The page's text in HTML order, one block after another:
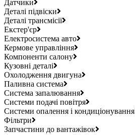
Датчики
Деталі підвіски
Деталі трансмісії
Екстер'єр
Електросистема авто
Кермове управління
Компоненти салону
Кузовні деталі
Охолодження двигуна
Паливна система
Система запалювання
Системи подачі повітря
Системи опалення і кондиціонування
Фільтри
Запчастини до вантажівок